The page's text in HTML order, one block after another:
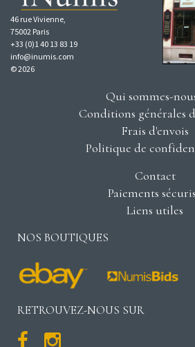
46 rue Vivienne,
75002 Paris
+33 (0)1 40 13 83 19
info@inumis.com
© 2026
Qui sommes-
Conditions générales
Frais d'envois
Politique de
Contact
Paiements
Liens utiles
NOS BOUTIQUES
RETROUVEZ-NOUS SUR